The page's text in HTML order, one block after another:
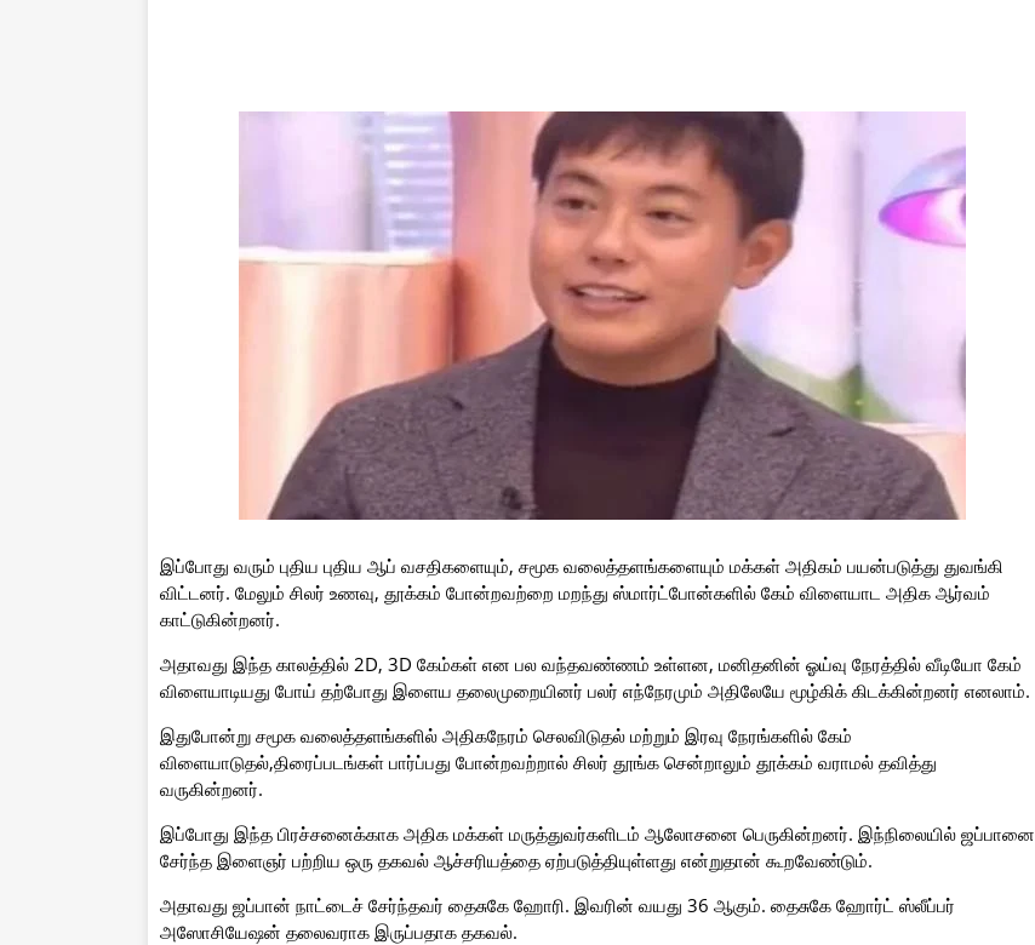
இப்போது வரும் புதிய புதிய ஆப் வசதிகளையும், சமூக வலைத்தளங்களையும் மக்கள் அதிகம் பயன்படுத்து துவங்கி
விட்டனர். மேலும் சிலர் உணவு, தூக்கம் போன்றவற்றை மறந்து ஸ்மார்ட்போன்களில் கேம் விளையாட அதிக ஆர்வம்
காட்டுகின்றனர்.
அதாவது இந்த காலத்தில் 2D, 3D கேம்கள் என பல வந்தவண்ணம் உள்ளன, மனிதனின் ஓய்வு நேரத்தில் வீடியோ கேம்
விளையாடியது போய் தற்போது இளைய தலைமுறையினர் பலர் எந்நேரமும் அதிலேயே மூழ்கிக் கிடக்கின்றனர் எனலாம்.
இதுபோன்று சமூக வலைத்தளங்களில் அதிகநேரம் செலவிடுதல் மற்றும் இரவு நேரங்களில் கேம்
விளையாடுதல்,திரைப்படங்கள் பார்ப்பது போன்றவற்றால் சிலர் தூங்க சென்றாலும் தூக்கம் வராமல் தவித்து
வருகின்றனர்.
இப்போது இந்த பிரச்சனைக்காக அதிக மக்கள் மருத்துவர்களிடம் ஆலோசனை பெருகின்றனர். இந்நிலையில் ஜப்பானை
சேர்ந்த இளைஞர் பற்றிய ஒரு தகவல் ஆச்சரியத்தை ஏற்படுத்தியுள்ளது என்றுதான் கூறவேண்டும்.
அதாவது ஜப்பான் நாட்டைச் சேர்ந்தவர் தைசுகே ஹோரி. இவரின் வயது 36 ஆகும். தைசுகே ஹோர்ட் ஸ்லீப்பர்
அஸோசியேஷன் தலைவராக இருப்பதாக தகவல்.